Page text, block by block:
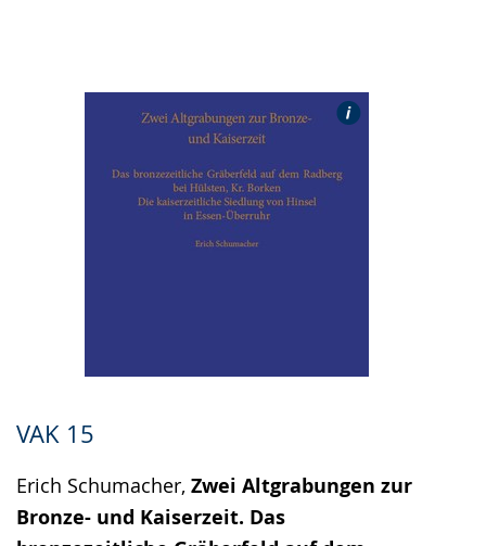
VAK 15
Erich Schumacher, Zwei Altgrabungen zur
Bronze- und Kaiserzeit. Das